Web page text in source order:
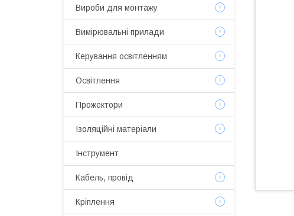
Вироби для монтажу
Вимірювальні прилади
Керування освітленням
Освітлення
Прожектори
Ізоляційні матеріали
Інструмент
Кабель, провід
Кріплення